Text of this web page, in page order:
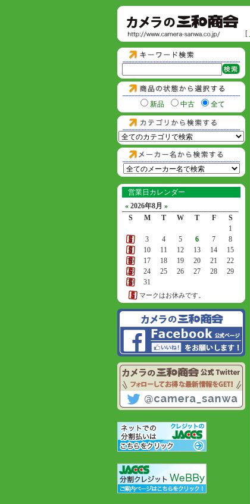
[
新品 中古 全て
営業日カレンダー
« 2026年8月 »
S
M T W T F
S
1
2
3 4 5 6 7
8
9
10 11 12 13 14
15
16
17 18 19 20 21
22
23
24 25 26 27 28
29
30
31
マークはお休みです。